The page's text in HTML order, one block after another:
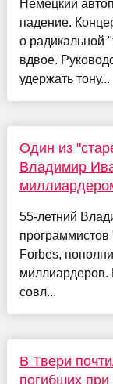
Немецкий
падение.
о радикальной
вдвое.
удержать тону...
Один из
Владимир
55-летний
Forbes,
миллиардеров.
совл...
В Твери
погибших